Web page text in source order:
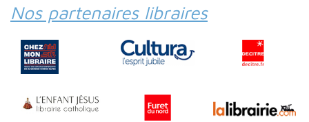
Nos partenaires libraires